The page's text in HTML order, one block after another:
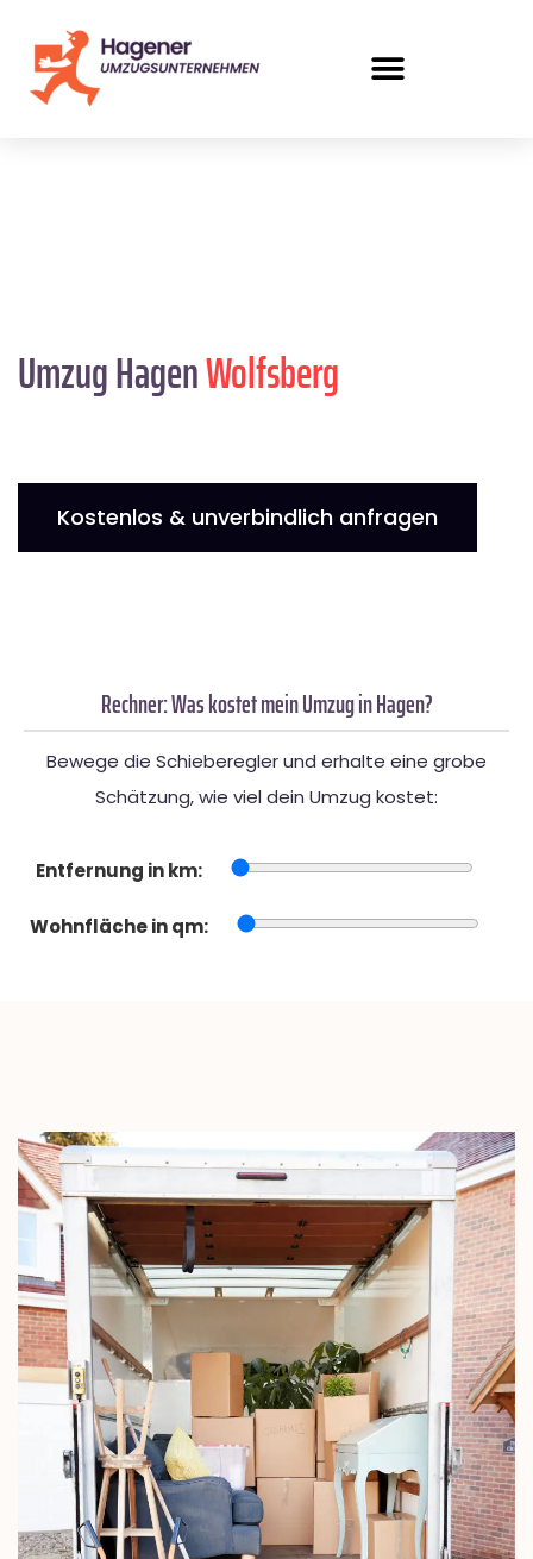
Umzug HagenWolfsberg
Kostenlos & unverbindlich anfragen
Rechner: Was kostet mein Umzug in Hagen?
Bewege die Schieberegler und erhalte eine grobe
Schätzung, wie viel dein Umzug kostet:
Entfernung in km:
Wohnfläche in qm: